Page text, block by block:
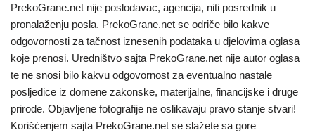
PrekoGrane.net nije poslodavac, agencija, niti posrednik u
pronalaženju posla. PrekoGrane.net se odriče bilo kakve
odgovornosti za tačnost iznesenih podataka u djelovima oglasa
koje prenosi. Uredništvo sajta PrekoGrane.net nije autor oglasa
te ne snosi bilo kakvu odgovornost za eventualno nastale
posljedice iz domene zakonske, materijalne, financijske i druge
prirode. Objavljene fotografije ne oslikavaju pravo stanje stvari!
Korišćenjem sajta PrekoGrane.net se slažete sa gore